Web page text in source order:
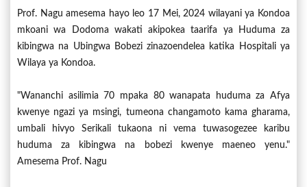
Prof. Nagu amesema hayo leo 17 Mei, 2024 wilayani ya Kondoa
mkoani wa Dodoma wakati akipokea taarifa ya Huduma za
kibingwa na Ubingwa Bobezi zinazoendelea katika Hospitali ya
Wilaya ya Kondoa.
"Wananchi asilimia 70 mpaka 80 wanapata huduma za Afya
kwenye ngazi ya msingi, tumeona changamoto kama gharama,
umbali hivyo Serikali tukaona ni vema tuwasogezee karibu
huduma za kibingwa na bobezi kwenye maeneo yenu."
Amesema Prof. Nagu